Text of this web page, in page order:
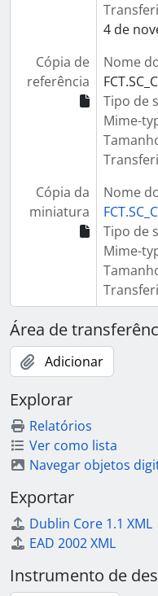
4 de
Cópia de
referência
Nome
Tipo de
Mime-
Cópia da
miniatura
Nome
Tipo de
Mime-
Área de
Adicionar
Explorar
Relatórios
Ver como lista
Navegar objetos
Exportar
Dublin Core 1.1 XML
EAD 2002 XML
Instrumento de